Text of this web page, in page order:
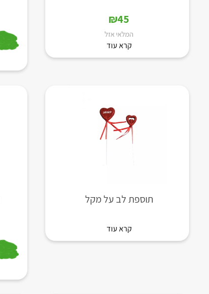
₪45
המלאי אזל
קרא עוד
תוספת לב על מקל
קרא עוד